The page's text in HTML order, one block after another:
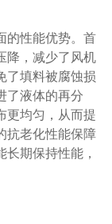
的性能优势。首
降，减少了风机
了填料被腐蚀损
了液体的再分
更均匀，从而提
抗老化性能保障
期保持性能，